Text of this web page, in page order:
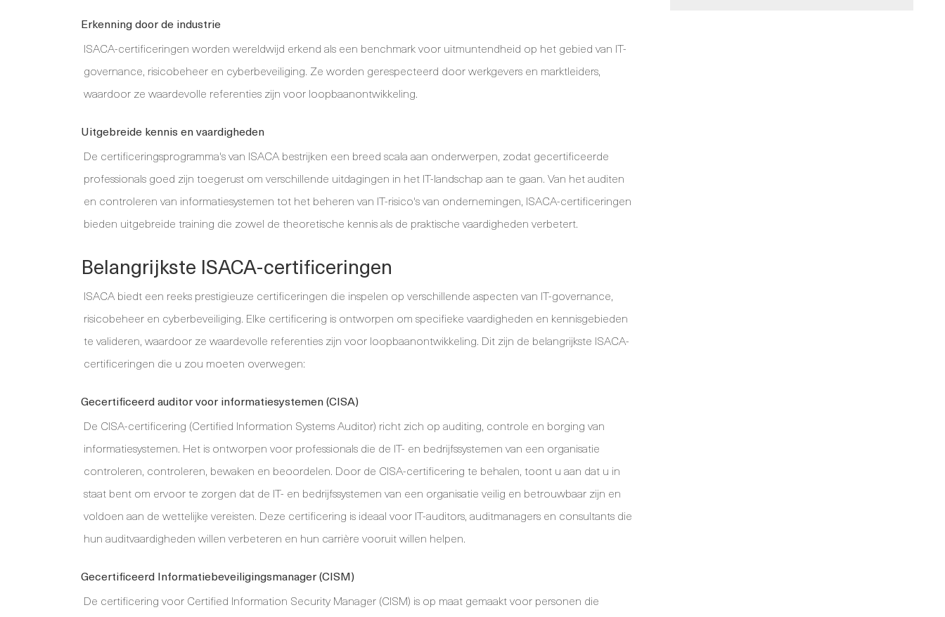
Erkenning door de industrie
ISACA-certificeringen worden wereldwijd erkend als een benchmark voor uitmuntendheid op het gebied van IT-
governance, risicobeheer en cyberbeveiliging. Ze worden gerespecteerd door werkgevers en marktleiders,
waardoor ze waardevolle referenties zijn voor loopbaanontwikkeling.
Uitgebreide kennis en vaardigheden
De certificeringsprogramma's van ISACA bestrijken een breed scala aan onderwerpen, zodat gecertificeerde
professionals goed zijn toegerust om verschillende uitdagingen in het IT-landschap aan te gaan. Van het auditen
en controleren van informatiesystemen tot het beheren van IT-risico's van ondernemingen, ISACA-certificeringen
bieden uitgebreide training die zowel de theoretische kennis als de praktische vaardigheden verbetert.
Belangrijkste ISACA-certificeringen
ISACA biedt een reeks prestigieuze certificeringen die inspelen op verschillende aspecten van IT-governance,
risicobeheer en cyberbeveiliging. Elke certificering is ontworpen om specifieke vaardigheden en kennisgebieden
te valideren, waardoor ze waardevolle referenties zijn voor loopbaanontwikkeling. Dit zijn de belangrijkste ISACA-
certificeringen die u zou moeten overwegen:
Gecertificeerd auditor voor informatiesystemen (CISA)
De CISA-certificering (Certified Information Systems Auditor) richt zich op auditing, controle en borging van
informatiesystemen. Het is ontworpen voor professionals die de IT- en bedrijfssystemen van een organisatie
controleren, controleren, bewaken en beoordelen. Door de CISA-certificering te behalen, toont u aan dat u in
staat bent om ervoor te zorgen dat de IT- en bedrijfssystemen van een organisatie veilig en betrouwbaar zijn en
voldoen aan de wettelijke vereisten. Deze certificering is ideaal voor IT-auditors, auditmanagers en consultants die
hun auditvaardigheden willen verbeteren en hun carrière vooruit willen helpen.
Gecertificeerd Informatiebeveiligingsmanager (CISM)
De certificering voor Certified Information Security Manager (CISM) is op maat gemaakt voor personen die